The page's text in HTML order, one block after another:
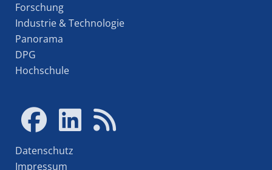
Forschung
Industrie & Technologie
Panorama
DPG
Hochschule
Datenschutz
Impressum